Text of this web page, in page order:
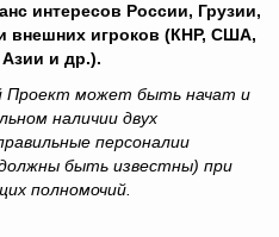
интересов России, Грузии,
внешних игроков (КНР, США,
и др.).
Проект может быть начат и
наличии двух
персоналии
быть известны) при
полномочий.